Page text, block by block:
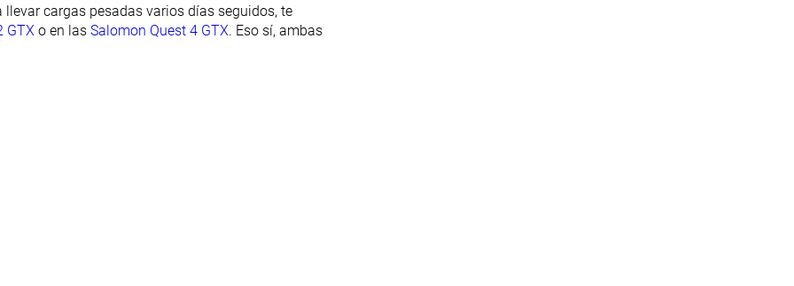
- Invierno
cargas pesadas varios días seguidos, te
GTX o en las Salomon Quest 4 GTX. Eso sí, ambas